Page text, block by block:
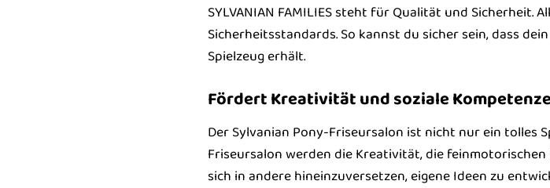
SYLVANIAN FAMILIES steht für Qualität und
Sicherheitsstandards. So kannst du sicher sein, dass
Spielzeug erhält.
Fördert Kreativität und soziale
Der Sylvanian Pony-Friseursalon ist nicht nur ein tolles
Friseursalon werden die Kreativität, die
sich in andere hineinzuversetzen, eigene Ideen zu